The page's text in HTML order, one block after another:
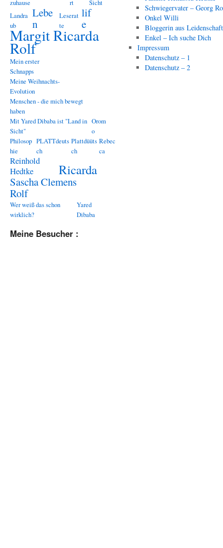
zuhause rt
Sicht
Landra
ub
Lebe
n
Leserat
te
lif
e
Margit Ricarda
Rolf
Mein erster
Schnapps
Meine Weihnachts-
Evolution
Menschen - die mich bewegt
haben
Mit Yared Dibaba ist "Land in
Sicht"
Orom
o
Philosop
hie
PLATTdeuts
ch
Plattdüüts
ch
Rebec
ca
Reinhold
Hedtke
Ricarda
Sascha Clemens
Rolf
Wer weiß das schon
wirklich?
Yared
Dibaba
Meine Besucher :
Schwiegervater – Georg
Onkel Willi
Bloggerin aus Leidenschaft
Enkel – Ich suche Dich
Impressum
Datenschutz – 1
Datenschutz – 2